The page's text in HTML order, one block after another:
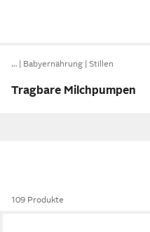
… Babyernährung Stillen
Tragbare Milchpumpen
109 Produkte